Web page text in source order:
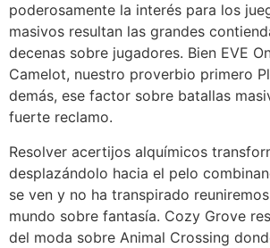
poderosamente la interés para los
masivos resultan las grandes
decenas sobre jugadores. Bien EVE
Camelot, nuestro proverbio primero
demás, ese factor sobre batallas
fuerte reclamo.
Resolver acertijos alquímicos
desplazándolo hacia el pelo
se ven y no ha transpirado
mundo sobre fantasía. Cozy Grove
del moda sobre Animal Crossing